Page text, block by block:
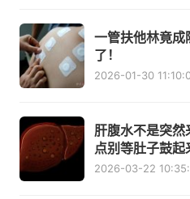
一管扶他林竟
了！
2026-01-30
肝腹水不是突
点别等肚子鼓起
2026-03-22